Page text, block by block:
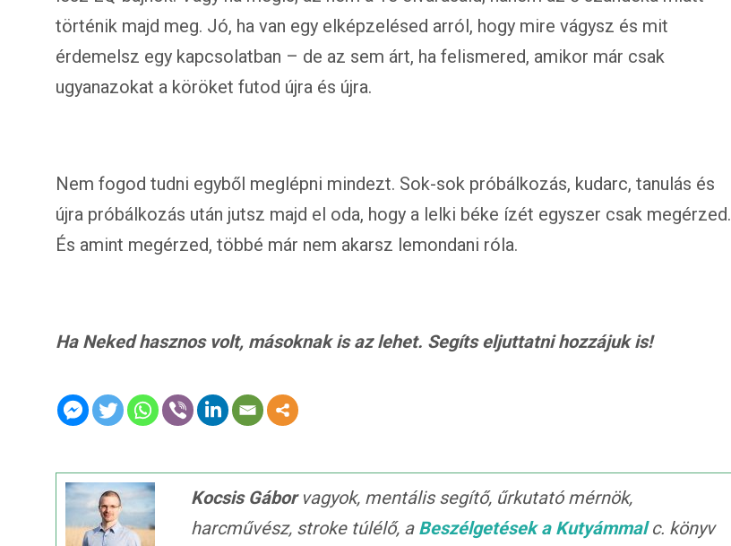
történik majd meg. Jó, ha van egy elképzelésed arról, hogy mire vágysz és mit
érdemelsz egy kapcsolatban – de az sem árt, ha felismered, amikor már csak
ugyanazokat a köröket futod újra és újra.
Nem fogod tudni egyből meglépni mindezt. Sok-sok próbálkozás, kudarc, tanulás és
újra próbálkozás után jutsz majd el oda, hogy a lelki béke ízét egyszer csak megérzed.
És amint megérzed, többé már nem akarsz lemondani róla.
Ha Neked hasznos volt, másoknak is az lehet. Segíts eljuttatni hozzájuk is!
Kocsis Gáborvagyok, mentális segítő, űrkutató mérnök,
harcművész, stroke túlélő, a Beszélgetések a Kutyámmalc. könyv